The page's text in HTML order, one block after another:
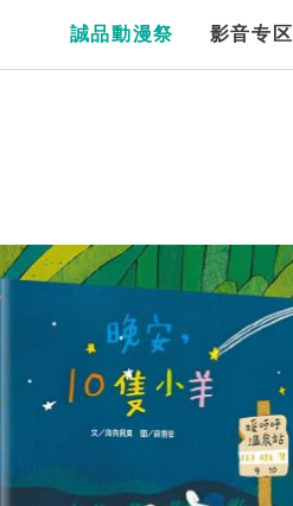
誠品動漫祭 影音专区